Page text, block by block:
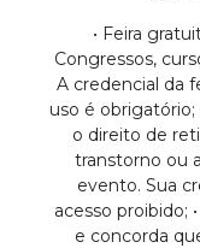
• Feira
Congressos,
A credencial da
uso é obrigatório;
o direito de
transtorno ou
evento. Sua
acesso proibido;
e concorda